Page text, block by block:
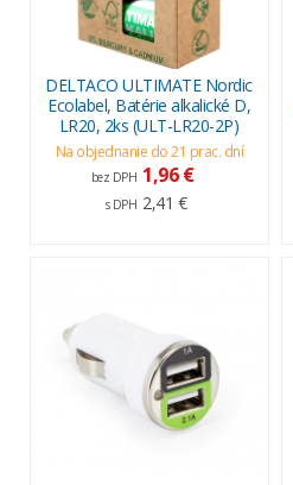
DELTACO ULTIMATE Nordic
Ecolabel, Batérie alkalické D,
LR20, 2ks (ULT-LR20-2P)
Na objednanie do 21 prac. dní
bez DPH 1,96 €
s DPH 2,41 €